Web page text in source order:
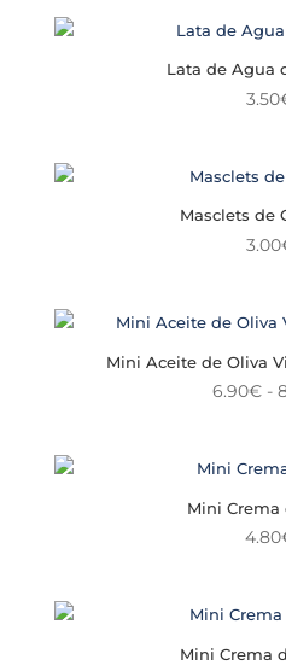
Lata de Agua
3.50
Masclets de
3.00
Mini Aceite de Oliva
6.90€ -
Mini Crema
4.80
Mini Crema